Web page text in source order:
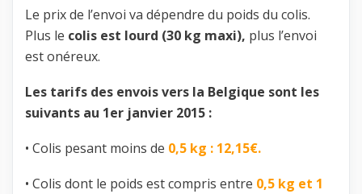
Le prix de l’envoi va dépendre du poids du colis.
Plus le colis est lourd (30 kg maxi), plus l’envoi
est onéreux.
Les tarifs des envois vers la Belgique sont les
suivants au 1er janvier 2015 :
• Colis pesant moins de 0,5 kg : 12,15€.
• Colis dont le poids est compris entre 0,5 kg et 1